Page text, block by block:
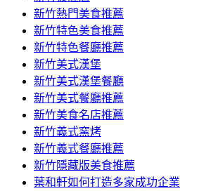
新竹熱門美食推薦
新竹特色美食推薦
新竹特色餐廳推薦
新竹美式漢堡
新竹美式漢堡餐廳
新竹美式餐廳推薦
新竹美食名店推薦
新竹義式窯烤
新竹義式餐廳推薦
新竹隱藏版美食推薦
葉和軒如何打造多家成功企業